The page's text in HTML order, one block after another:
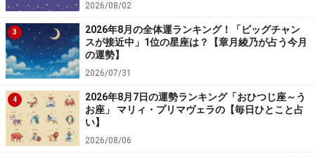
2026/08/02
3
2026年8月の全体運ランキング！「ビッグチャン
スが接近中」1位の星座は？【章月綾乃が占う今月
の運勢】
2026/07/31
4
2026年8月7日の運勢ランキング「おひつじ座～う
お座」 マリィ・プリマヴェラの【毎日ひとこと占
い】
2026/08/06